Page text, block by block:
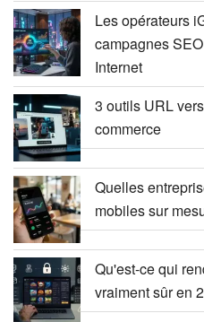
Les opérateurs
campagnes
Internet
3 outils URL
commerce
Quelles
mobiles sur
Qu'est-ce qui
vraiment sûr en